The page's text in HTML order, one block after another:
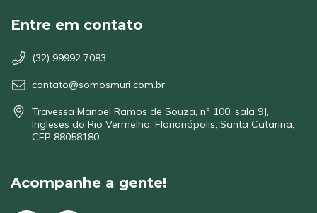
Entre em contato
(32) 99992 7083
contato@somosmuri.com.br
Travessa Manoel Ramos de Souza, nº 100, sala 9J,
Ingleses do Rio Vermelho, Florianópolis, Santa Catarina,
CEP 88058180
Acompanhe a gente!